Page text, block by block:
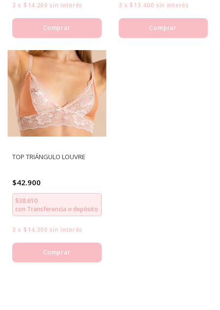
3 x $14.200 sin interés
Comprar
3 x$13.400 sin interés
Comprar
TOP TRIÁNGULO LOUVRE
$42.900
$38.610
con Transferencia o depósito
3 x $14.300 sin interés
Comprar